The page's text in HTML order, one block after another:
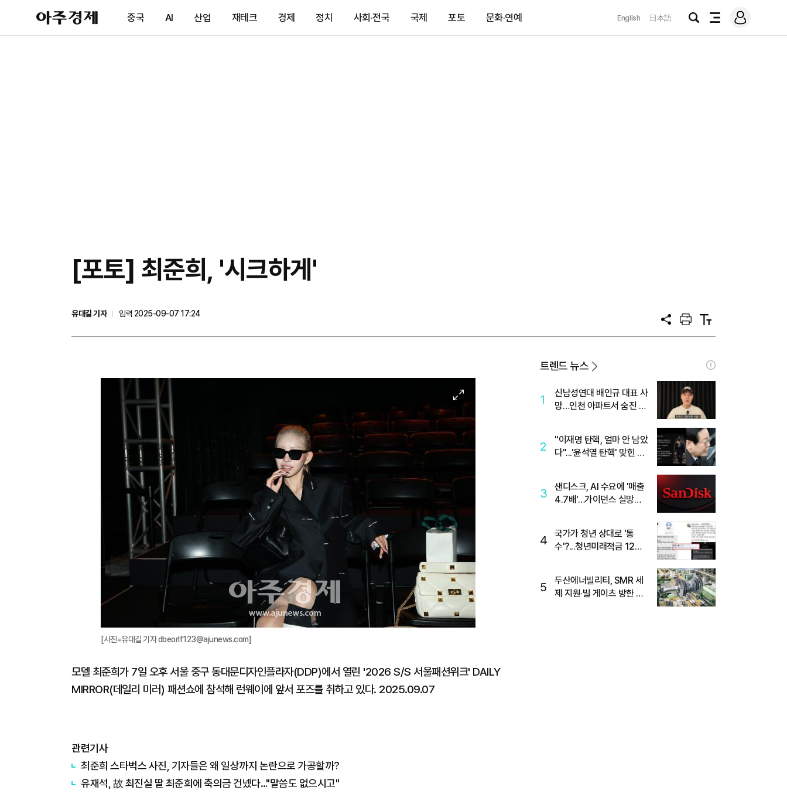
아
주
제
중국 AI 산업 재테크 경제 정치 사회·전국 국제 포토 문화·연예 English 日本語
검
전
메
그
[포토] 최준희, '시크하게'
유대길 기자
입력 2025-09-07 17:24
공
프
트
텍
트
미
[사진=유대길 기자 dbeorlf123@ajunews.com]
모델 최준희가 7일 오후 서울 중구 동대문디자인플라자(DDP)에서 열린 '2026 S/S 서울패션위크' DAILY
MIRROR(데일리 미러) 패션쇼에 참석해 런웨이에 앞서 포즈를 취하고 있다. 2025.09.07
관련기사
최준희 스타벅스 사진, 기자들은 왜 일상까지 논란으로 가공할까?
유재석, 故 최진실 딸 최준희에 축의금 건넸다…"말씀도 없으시고"
트렌드 뉴스
1
신남성연대 배인규 대표 사
망…인천 아파트서 숨진 채
2
"이재명 탄핵, 얼마 안 남았
다"...'윤석열 탄핵' 맞힌 무
3
샌디스크, AI 수요에 '매출
4.7배'…가이던스 실망에
4
국가가 청년 상대로 '통
수'?...청년미래적금 12%
5
두산에너빌리티, SMR 세
제 지원·빌 게이츠 방한 기